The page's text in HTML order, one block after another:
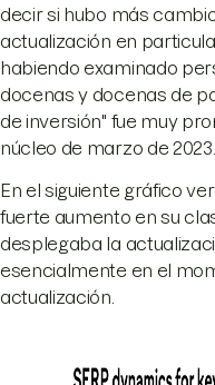
decir si hubo más
actualización en
habiendo examinado
docenas y docenas de
de inversión" fue muy
núcleo de marzo de 2023.
En el siguiente gráfico
fuerte aumento en su
desplegaba la
esencialmente en el
actualización.